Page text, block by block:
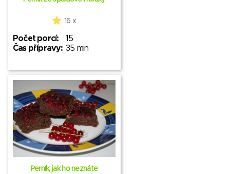
16 x
Počet porcí:
15
Čas přípravy: 35 min
Perník, jak ho neznáte